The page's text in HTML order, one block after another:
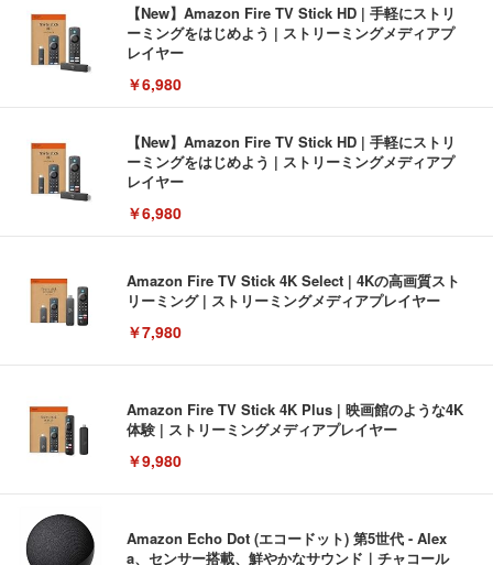
【New】Amazon Fire TV Stick HD | 手軽にストリ
ーミングをはじめよう | ストリーミングメディアプ
レイヤー
￥6,980
【New】Amazon Fire TV Stick HD | 手軽にストリ
ーミングをはじめよう | ストリーミングメディアプ
レイヤー
￥6,980
Amazon Fire TV Stick 4K Select | 4Kの高画質スト
リーミング | ストリーミングメディアプレイヤー
￥7,980
Amazon Fire TV Stick 4K Plus | 映画館のような4K
体験 | ストリーミングメディアプレイヤー
￥9,980
Amazon Echo Dot (エコードット) 第5世代 - Alex
a、センサー搭載、鮮やかなサウンド｜チャコール